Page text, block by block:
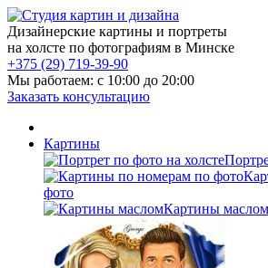
Дизайнерские картины и портреты
на холсте по фотографиям в Минске
+375 (29) 719-39-90
Мы работаем: c 10:00 до 20:00
Заказать консультацию
Картины
фото
Картины маслом